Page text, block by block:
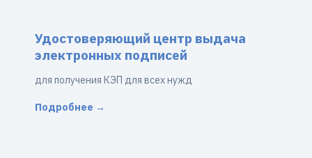
Удостоверяющий центр выдача
электронных подписей
для получения КЭП для всех нужд
Подробнее →